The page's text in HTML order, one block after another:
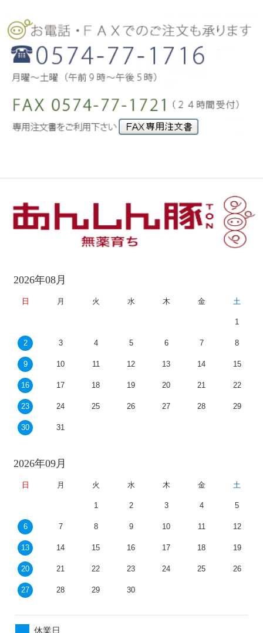
2026年08月
日 月 火 水 木 金 土
1
2 3 4 5 6 7 8
9 10 11 12 13 14 15
16 17 18 19 20 21 22
23 24 25 26 27 28 29
30 31
2026年09月
日 月 火 水 木 金 土
1 2 3 4 5
6 7 8 9 10 11 12
13 14 15 16 17 18 19
20 21 22 23 24 25 26
27 28 29 30
休業日